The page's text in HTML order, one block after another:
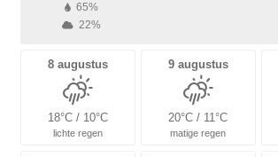
65%
22%
8 augustus
18°C / 10°C
lichte regen
9 augustus
20°C / 11°C
matige regen